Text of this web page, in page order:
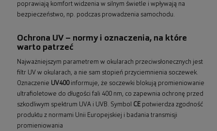
poprawiają komfort widzenia w silnym świetle i wpływają na
bezpieczeństwo, np. podczas prowadzenia samochodu.
Ochrona UV – normy i oznaczenia, na które
warto patrzeć
Najważniejszym parametrem w okularach przeciwsłonecznych jest
filtr UV w okularach, a nie sam stopień przyciemnienia soczewek.
Oznaczenie UV400informuje, że soczewki blokują promieniowanie
ultrafioletowe do długości fali 400 nm, co zapewnia ochronę przed
szkodliwym spektrum UVA i UVB. Symbol CE potwierdza zgodność
produktu z normami Unii Europejskiej i badania transmisji
promieniowania